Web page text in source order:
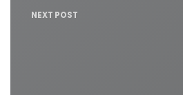
NEXT POST